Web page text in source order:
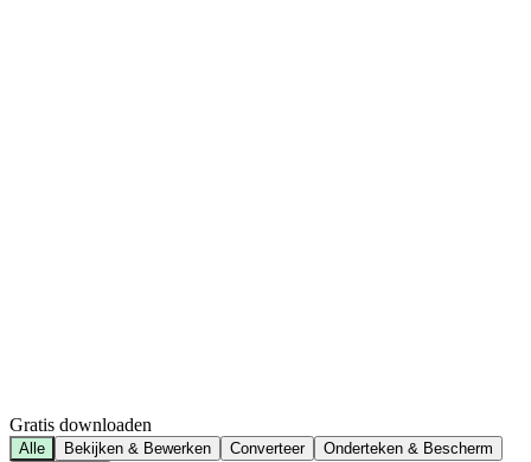
Gratis downloaden
Alle Bekijken & Bewerken Converteer
Onderteken & Bescherm